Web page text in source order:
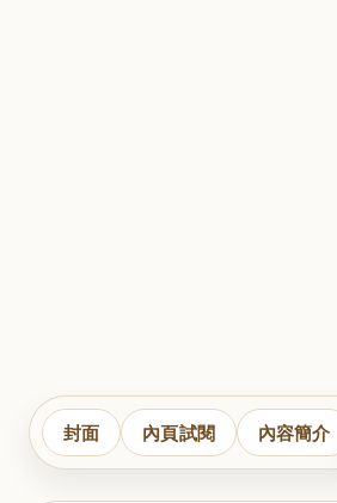
封面 內頁試閱 內容簡介